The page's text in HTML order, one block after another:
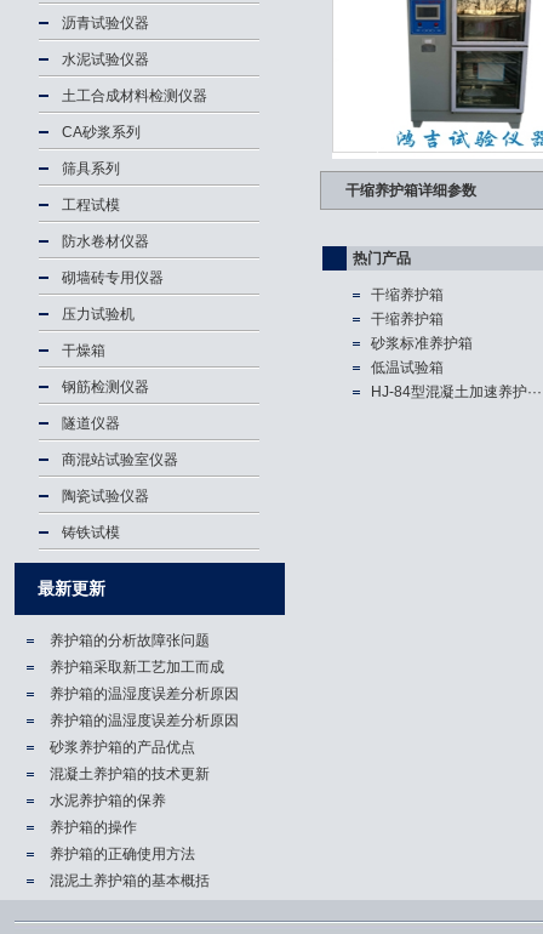
沥青试验仪器
水泥试验仪器
土工合成材料检测仪器
CA砂浆系列
筛具系列
工程试模
防水卷材仪器
砌墙砖专用仪器
压力试验机
干燥箱
钢筋检测仪器
隧道仪器
商混站试验室仪器
陶瓷试验仪器
铸铁试模
最新更新
养护箱的分析故障张问题
养护箱​采取新工艺加工而成
养护箱的温湿度误差分析原因
养护箱的温湿度误差分析原因
砂浆养护箱的产品优点
混凝土养护箱的技术更新
水泥养护箱的保养
养护箱的操作
养护箱的正确使用方法
混泥土养护箱的基本概括
干缩养护箱详细参数
热门产品
干缩养护箱
干缩养护箱
砂浆标准养护箱
低温试验箱
HJ-84型混凝土加速养护···